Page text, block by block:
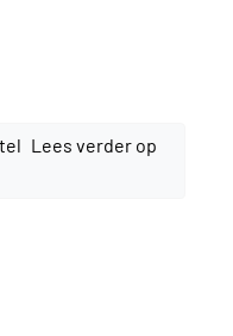
Lees verder op